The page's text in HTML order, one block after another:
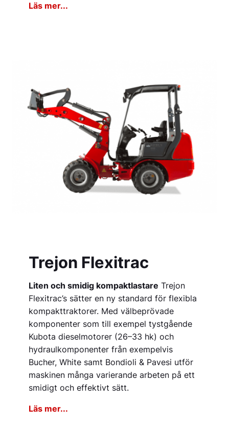
Läs mer...
Trejon Flexitrac
Liten och smidig kompaktlastare Trejon
Flexitrac’s sätter en ny standard för flexibla
kompakttraktorer. Med välbeprövade
komponenter som till exempel tystgående
Kubota dieselmotorer (26–33 hk) och
hydraulkomponenter från exempelvis
Bucher, White samt Bondioli & Pavesi utför
maskinen många varierande arbeten på ett
smidigt och effektivt sätt.
Läs mer...